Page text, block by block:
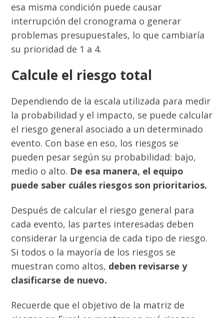
esa misma condición puede causar
interrupción del cronograma o generar
problemas presupuestales, lo que cambiaría
su prioridad de 1 a 4.
Calcule el riesgo total
Dependiendo de la escala utilizada para medir
la probabilidad y el impacto, se puede calcular
el riesgo general asociado a un determinado
evento. Con base en eso, los riesgos se
pueden pesar según su probabilidad: bajo,
medio o alto. De esa manera, el equipo
puede saber cuáles riesgos son prioritarios.
Después de calcular el riesgo general para
cada evento, las partes interesadas deben
considerar la urgencia de cada tipo de riesgo.
Si todos o la mayoría de los riesgos se
muestran como altos, deben revisarse y
clasificarse de nuevo.
Recuerde que el objetivo de la matriz de